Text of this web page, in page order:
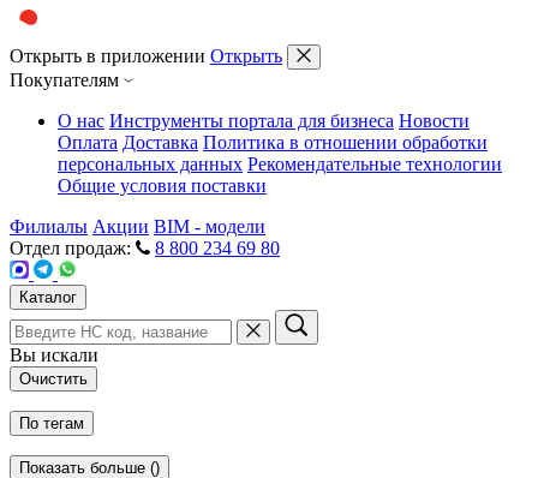
Открыть в приложении Открыть
Покупателям
О нас Инструменты портала для бизнеса Новости
Оплата Доставка Политика в отношении обработки
персональных данных Рекомендательные технологии
Общие условия поставки
Филиалы Акции BIM - модели
Отдел продаж:
8 800 234 69 80
Каталог
Вы искали
Очистить
По тегам
Показать больше ()